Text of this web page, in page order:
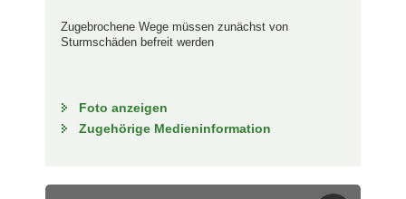
Zugebrochene Wege müssen zunächst von
Sturmschäden befreit werden
Foto anzeigen
Zugehörige Medieninformation